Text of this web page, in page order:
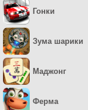
Гонки
Зума шарики
Маджонг
Ферма